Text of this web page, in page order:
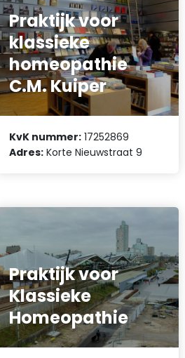
Praktijk voor
klassieke
homeopathie
C.M. Kuiper
KvK nummer: 17252869
Adres: Korte Nieuwstraat 9
Praktijk voor
Klassieke
Homeopathie